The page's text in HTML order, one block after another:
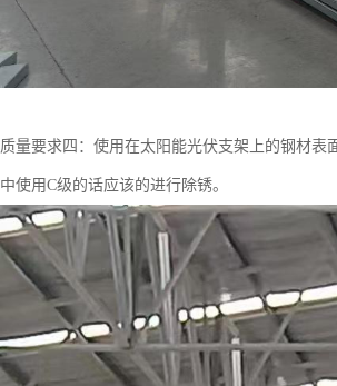
质量要求四：使用在太阳能光伏支架上的钢材表
中使用C级的话应该的进行除锈。